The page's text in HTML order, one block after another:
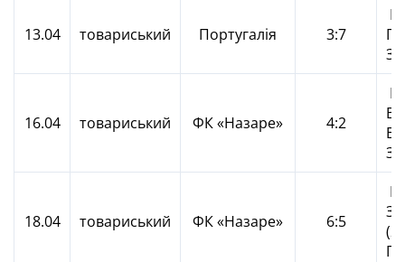
13.04 товариський Португалія 3:7
16.04 товариський ФК «Назаре» 4:2
18.04 товариський ФК «Назаре» 6:5